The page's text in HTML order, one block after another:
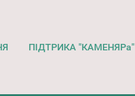
ПІДТРИКА "КАМЕНЯРа"